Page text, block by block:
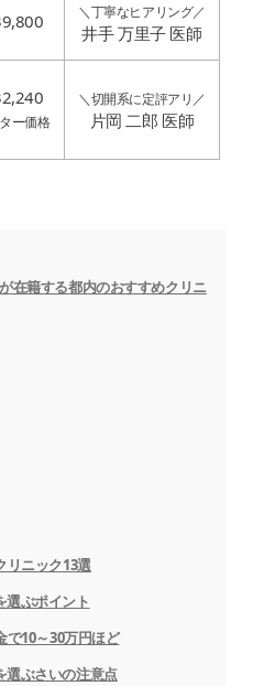
＼丁寧なヒアリング／
井手 万里子 医師
ー価格
＼切開系に定評アリ／
片岡 二郎 医師
在籍する都内のおすすめクリニ
リニック13選
選ぶポイント
で10～30万円ほど
選ぶさいの注意点